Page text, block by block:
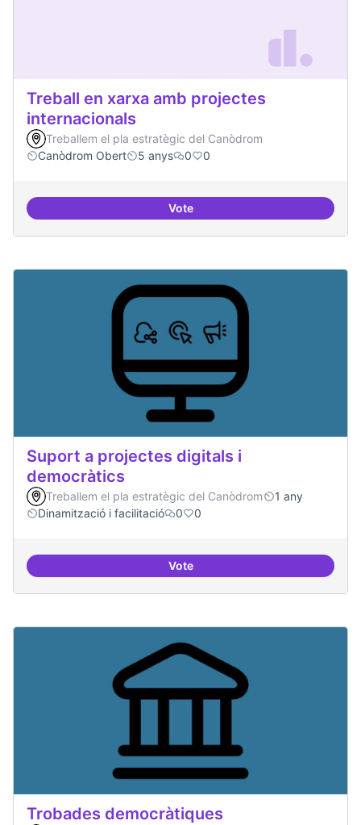
Treball en xarxa amb projectes
internacionals
Treballem el pla estratègic del Canòdrom
Canòdrom Obert
5 anys 0 0
VoteTreball en xarxa amb projectes
Suport a projectes digitals i
democràtics
Treballem el pla estratègic del Canòdrom
1 any
Dinamització i facilitació
0 0
VoteSuport a projectes digitals i
Trobades democràtiques